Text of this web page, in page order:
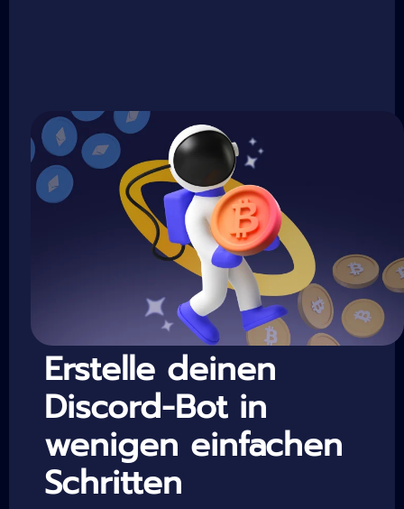
Erstelle deinen
Discord-Bot in
wenigen einfachen
Schritten